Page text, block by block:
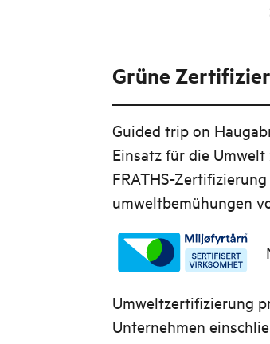
Grüne
Guided trip on
Einsatz für die
FRATHS-
umweltbemühungen
Umweltzertifizierung
Unternehmen